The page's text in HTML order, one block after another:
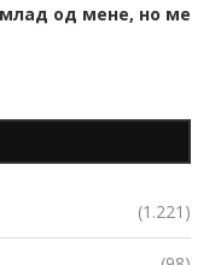
од мене, но ме
(1.221)